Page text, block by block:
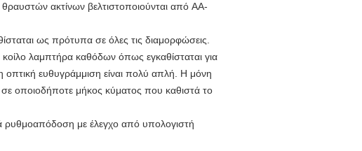
ακτίνων βελτιστοποιούνται από AA-
ως πρότυπα σε όλες τις διαμορφώσεις.
λαμπτήρα καθόδων όπως εγκαθίσταται για
οπτική ευθυγράμμιση είναι πολύ απλή. Η μόνη
σε οποιοδήποτε μήκος κύματος που καθιστά το
ρυθμοαπόδοση με έλεγχο από υπολογιστή